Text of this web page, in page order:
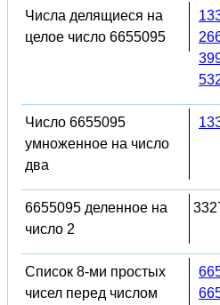
Числа делящиеся на
целое число 6655095
Число 6655095
умноженное на число
два
6655095 деленное на
число 2
Список 8-ми простых
чисел перед числом